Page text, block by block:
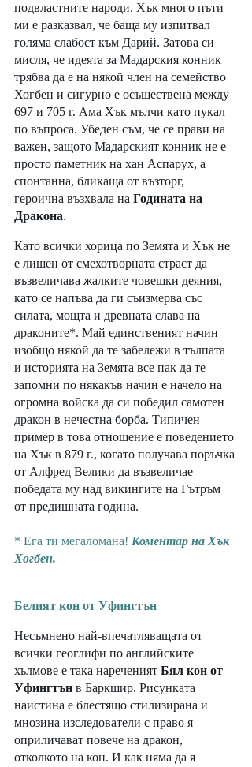
подвластните народи. Хък много пъти
ми е разказвал, че баща му изпитвал
голяма слабост към Дарий. Затова си
мисля, че идеята за Мадарския конник
трябва да е на някой член на семейство
Хогбен и сигурно е осъществена между
697 и 705 г. Ама Хък мълчи като пукал
по въпроса. Убеден съм, че се прави на
важен, защото Мадарският конник не е
просто паметник на хан Аспарух, а
спонтанна, бликаща от възторг,
героична възхвала на Годината на
Дракона.
Като всички хорица по Земята и Хък не
е лишен от смехотворната страст да
възвеличава жалките човешки деяния,
като се напъва да ги съизмерва със
силата, мощта и древната слава на
драконите*. Май единственият начин
изобщо някой да те забележи в тълпата
и историята на Земята все пак да те
запомни по някакъв начин е начело на
огромна войска да си победил самотен
дракон в нечестна борба. Типичен
пример в това отношение е поведението
на Хък в 879 г., когато получава поръчка
от Алфред Велики да възвеличае
победата му над викингите на Гътръм
от предишната година.
* Ега ти мегаломана! Коментар на Хък
Хогбен.
Белият кон от Уфингтън
Несъмнено най-впечатляващата от
всички геоглифи по английските
хълмове е така нареченият Бял кон от
Уфингтън в Баркшир. Рисунката
наистина е блестящо стилизирана и
мнозина изследователи с право я
оприличават повече на дракон,
отколкото на кон. И как няма да я